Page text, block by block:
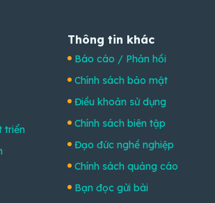
triển
Thông tin khác
Báo cáo / Phản hồi
Chính sách bảo mật
Điều khoản sử dụng
Chính sách biên tập
Đạo đức nghề nghiệp
Chính sách quảng cáo
Bạn đọc gửi bài